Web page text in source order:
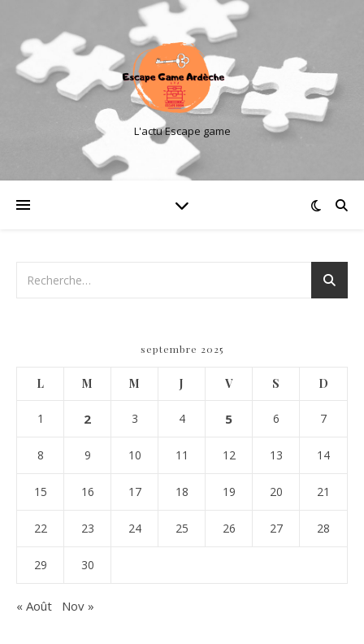
L'actu Escape game
septembre 2025
L M M J V S D
1 2 3 4 5 6 7
8 9 10 11 12 13 14
15 16 17 18 19 20 21
22 23 24 25 26 27 28
29 30
« Août Nov »